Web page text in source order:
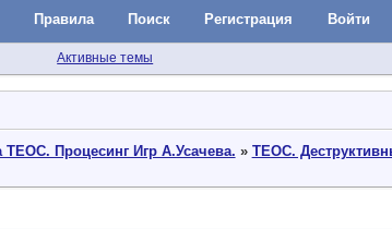
Правила Поиск Регистрация Войти
Активные темы
Процесинг Игр А.Усачева. » ТЕОС.